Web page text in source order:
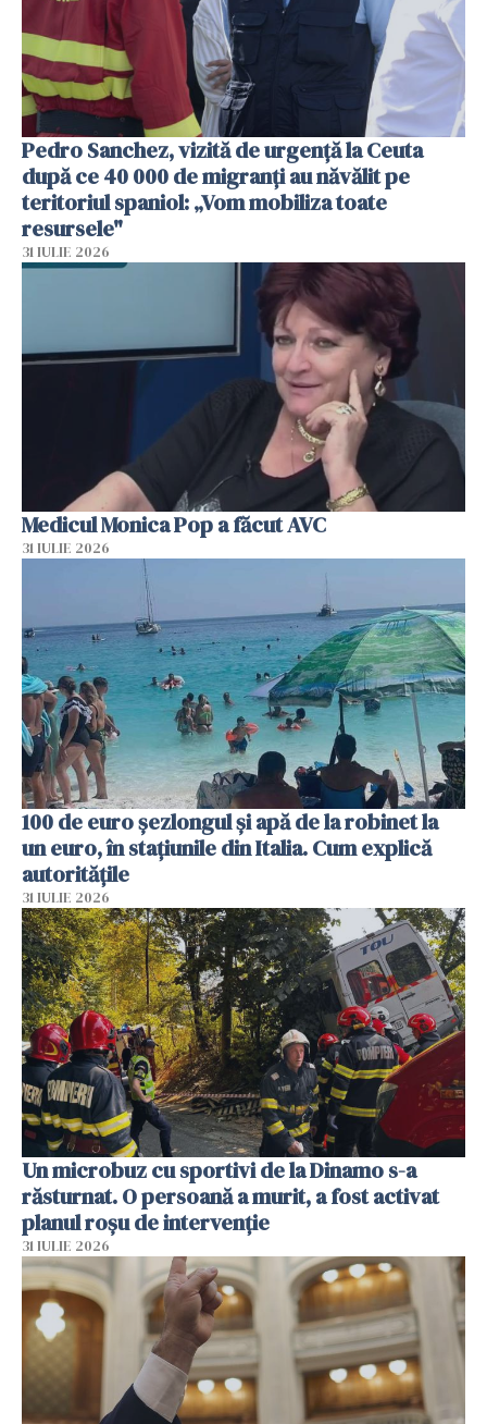
Pedro Sanchez, vizită de urgență la Ceuta
după ce 40 000 de migranți au năvălit pe
teritoriul spaniol: „Vom mobiliza toate
resursele"
31 IULIE 2026
Medicul Monica Pop a făcut AVC
31 IULIE 2026
100 de euro șezlongul și apă de la robinet la
un euro, în stațiunile din Italia. Cum explică
autoritățile
31 IULIE 2026
Un microbuz cu sportivi de la Dinamo s-a
răsturnat. O persoană a murit, a fost activat
planul roșu de intervenție
31 IULIE 2026